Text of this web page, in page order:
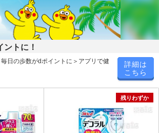
トに！
日の歩数がdポイントに＞アプリで健
詳細は
こちら
残りわずか